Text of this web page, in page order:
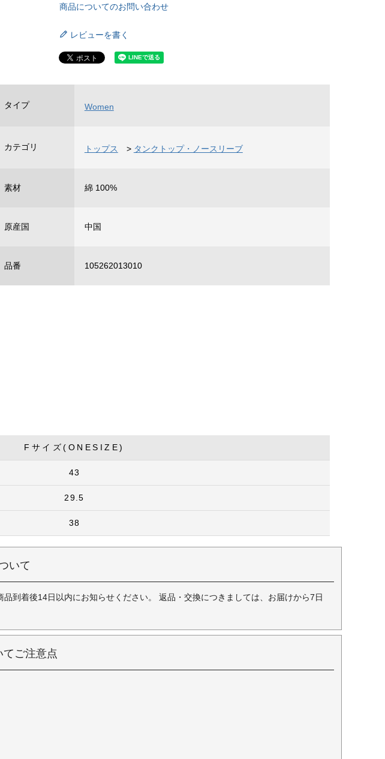
商品についてのお問い合わせ
レビューを書く
タイプ Women
カテゴリ トップス > タンクトップ・ノースリーブ
素材 綿 100%
原産国 中国
品番 105262013010
Fサイズ(ONESIZE)
43
29.5
38
いて
到着後14日以内にお知らせください。 返品・交換につきましては、お届けから7日
てご注意点